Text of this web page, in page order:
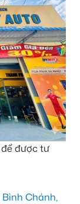
để được tư
Bình Chánh,